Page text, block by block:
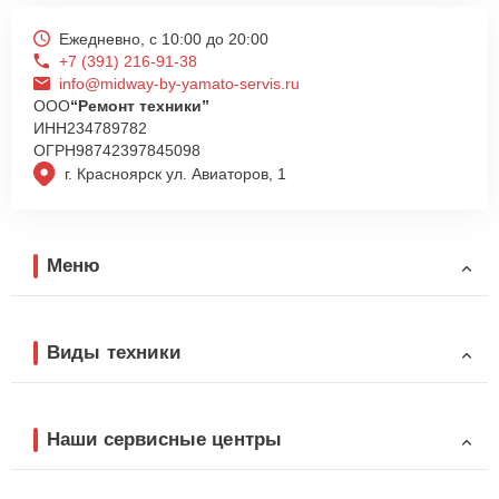
г. Красноярск ул. Авиаторов, 1
Ежедневно, с 10:00 до 20:00
+7 (391) 216-91-38
info@midway-by-yamato-servis.ru
ООО“Ремонт техники”
ИНН234789782
ОГРН98742397845098
Меню
Виды техники
Наши сервисные центры